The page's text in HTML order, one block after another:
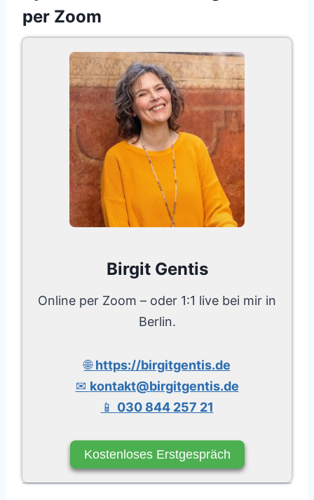
per Zoom
Birgit Gentis
Online per Zoom – oder 1:1 live bei mir in
Berlin.
🌐https://birgitgentis.de
✉ kontakt@birgitgentis.de
📱 030 844 257 21
Kostenloses Erstgespräch